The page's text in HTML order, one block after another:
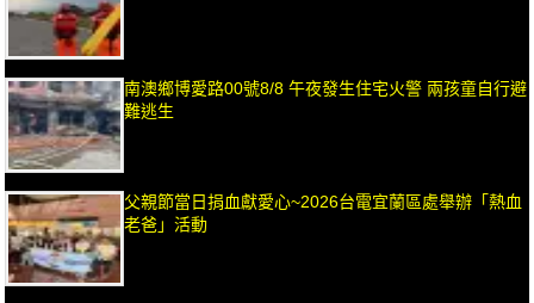
南澳鄉博愛路00號8/8 午夜發生住宅火警 兩孩童自行避
難逃生
父親節當日捐血獻愛心~2026台電宜蘭區處舉辦「熱血
老爸」活動